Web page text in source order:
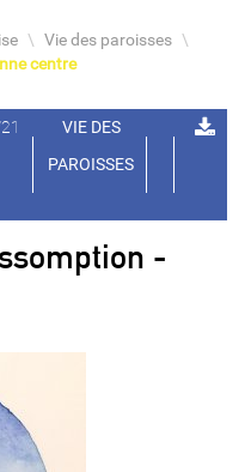
\ Vie des paroisses \
centre
VIE DES
PAROISSES
-